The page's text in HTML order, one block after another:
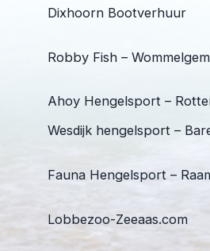
Dixhoorn Bootverhuur
Robby Fish –
Ahoy Hengelsport –
Wesdijk hengelsport –
Fauna Hengelsport –
Lobbezoo-Zeeaas.com